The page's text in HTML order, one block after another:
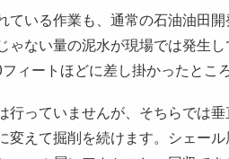
ている作業も、通常の石油油田
ゃない量の泥水が現場では発生
ィートほどに差し掛かったとこ
行っていませんが、そちらでは
変えて掘削を続けます。シェー